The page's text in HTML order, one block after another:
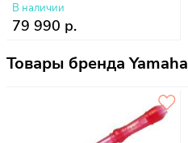
В наличии
79 990 р.
Товары бренда Yamaha